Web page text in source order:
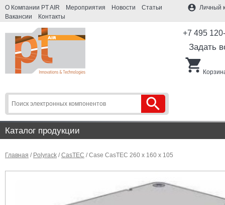
account_circle Личный
О Компании PT AIR Мероприятия Новости
Статьи
Вакансии
Контакты
+7 495
Задать
shopping_cart
search
Каталог продукции
Главная / Polyrack /CasTEC / Case CasTEC 260 x 160 x 105